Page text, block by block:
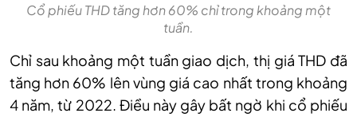
Cổ phiếu THD tăng hơn 60% chỉ trong khoảng một
tuần.
Chỉ sau khoảng một tuần giao dịch, thị giá THD đã
tăng hơn 60% lên vùng giá cao nhất trong khoảng
4 năm, từ 2022. Điều này gây bất ngờ khi cổ phiếu